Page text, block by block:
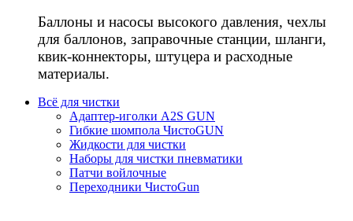
Баллоны и насосы высокого давления, чехлы
для баллонов, заправочные станции, шланги,
квик-коннекторы, штуцера и расходные
материалы.
Всё для чистки
Адаптер-иголки A2S GUN
Гибкие шомпола ЧистоGUN
Жидкости для чистки
Наборы для чистки пневматики
Патчи войлочные
Переходники ЧистоGun